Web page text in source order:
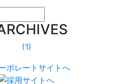
(1)